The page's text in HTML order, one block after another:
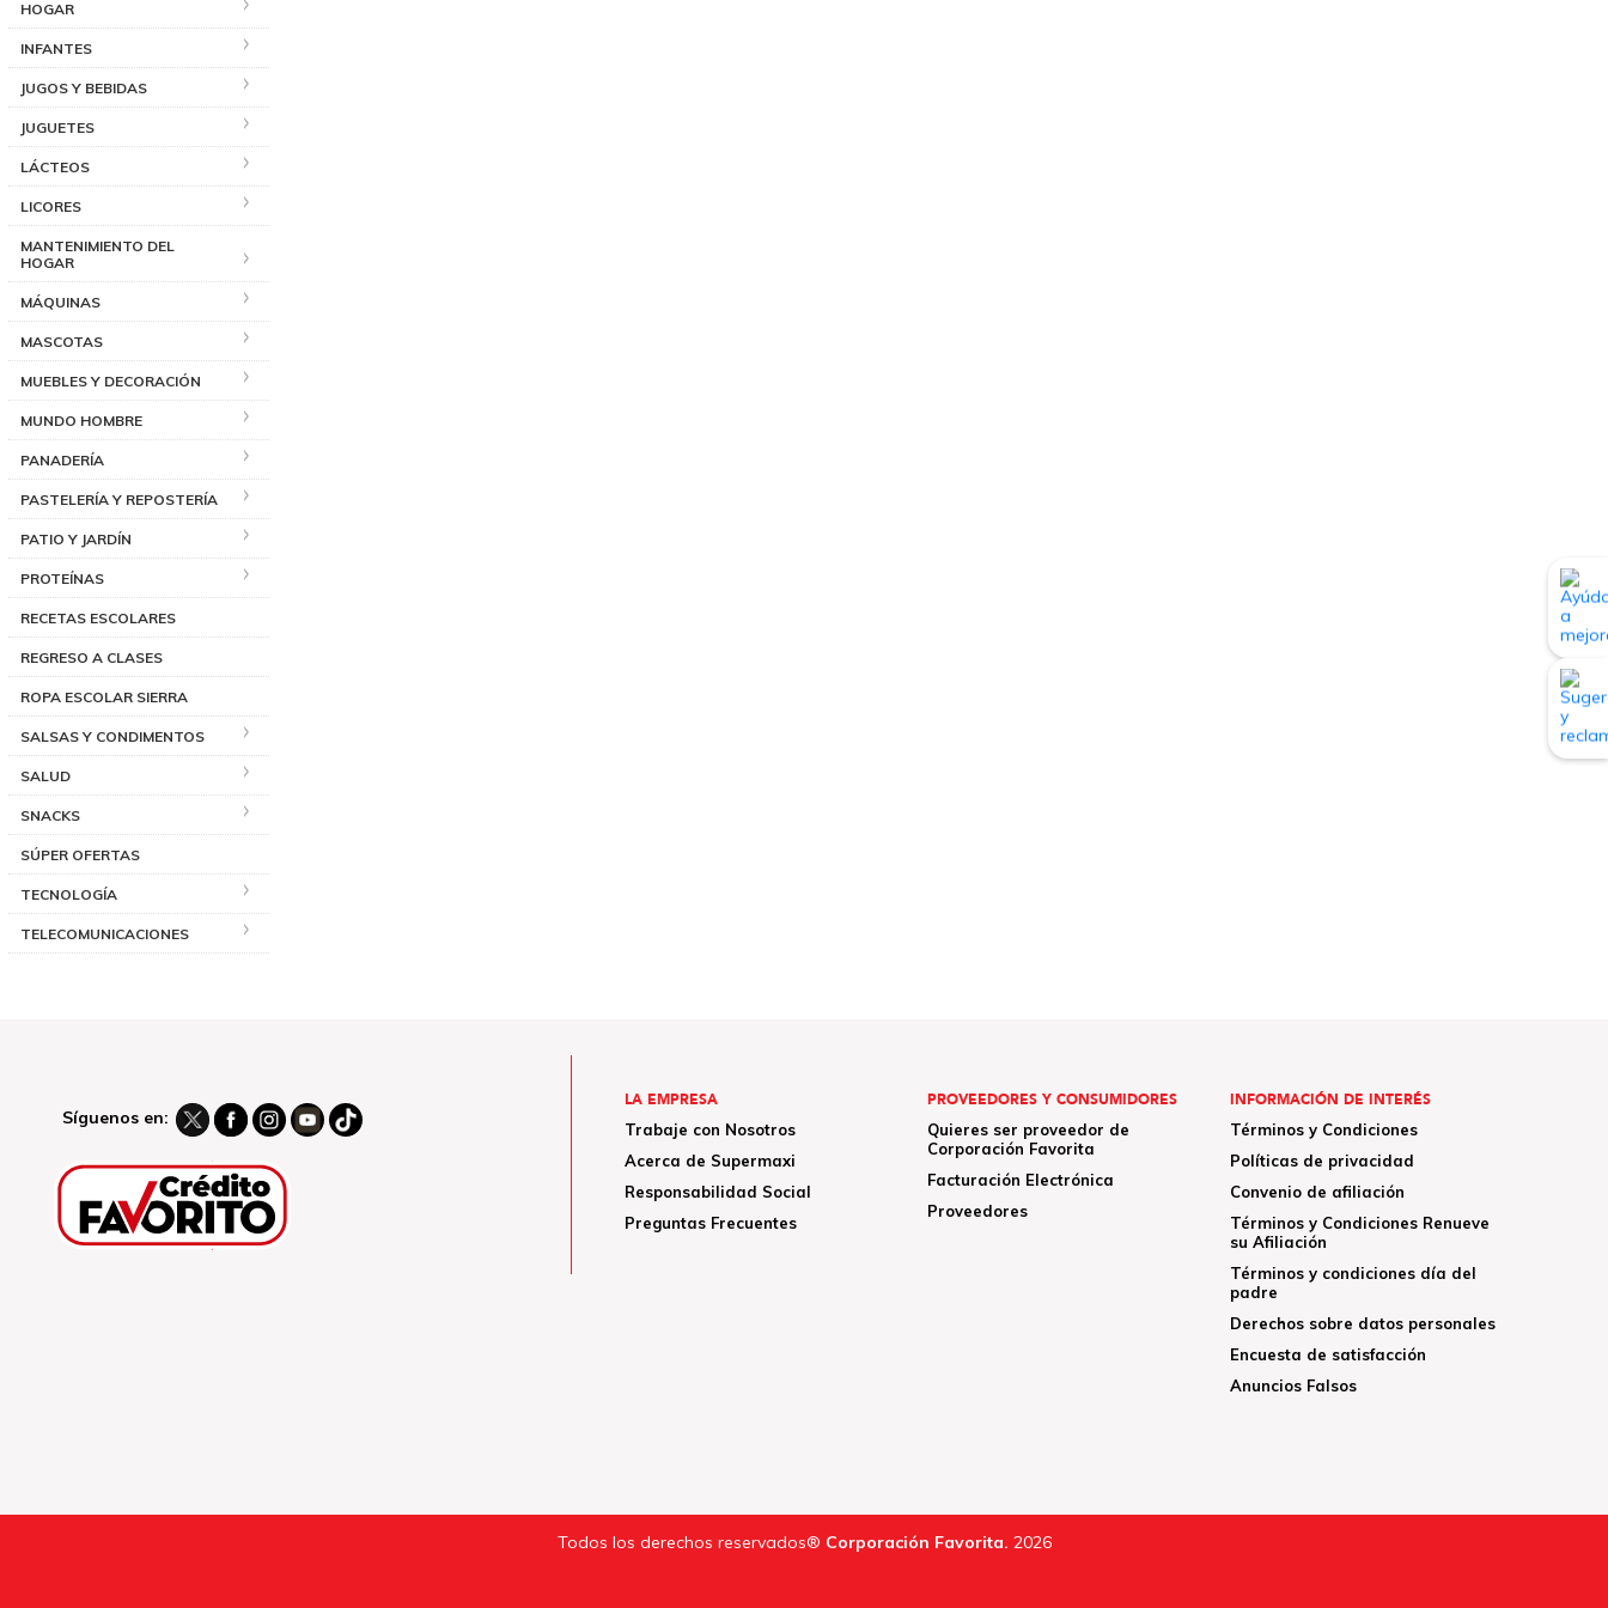
HOGAR
INFANTES
JUGOS Y BEBIDAS
JUGUETES
LÁCTEOS
LICORES
MANTENIMIENTO DEL
HOGAR
MÁQUINAS
MASCOTAS
MUEBLES Y DECORACIÓN
MUNDO HOMBRE
PANADERÍA
PASTELERÍA Y REPOSTERÍA
PATIO Y JARDÍN
PROTEÍNAS
RECETAS ESCOLARES
REGRESO A CLASES
ROPA ESCOLAR SIERRA
SALSAS Y CONDIMENTOS
SALUD
SNACKS
SÚPER OFERTAS
TECNOLOGÍA
TELECOMUNICACIONES
Síguenos en:
LA EMPRESA
Trabaje con Nosotros
Acerca de Supermaxi
Responsabilidad Social
Preguntas Frecuentes
PROVEEDORES Y CONSUMIDORES
Quieres ser proveedor de
Corporación Favorita
Facturación Electrónica
Proveedores
INFORMACIÓN DE INTERÉS
Términos y Condiciones
Políticas de privacidad
Convenio de afiliación
Términos y Condiciones Renueve
su Afiliación
Términos y condiciones día del
padre
Derechos sobre datos personales
Encuesta de satisfacción
Anuncios Falsos
Todos los derechos reservados® Corporación Favorita. 2026